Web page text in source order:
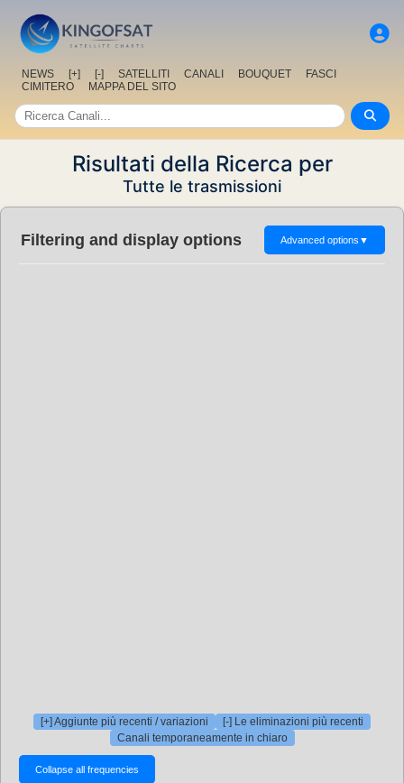
NEWS [+] [-] SATELLITI CANALI BOUQUET
FASCI
CIMITERO
MAPPA DEL SITO
Risultati della Ricerca per
Tutte le trasmissioni
Filtering and display options Advanced options ▼
[+] Aggiunte più recenti / variazioni
[-] Le eliminazioni più recenti
Canali temporaneamente in chiaro